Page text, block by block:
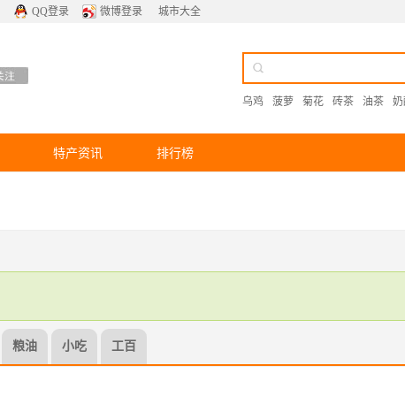
QQ登录 微博登录 城市大全
乌鸡 菠萝 菊花 砖茶 油茶
特产资讯 排行榜
粮油 小吃 工百